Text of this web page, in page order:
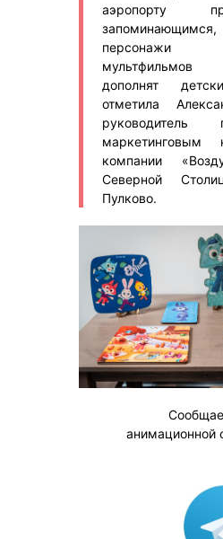
аэропорту
персонажи
дополнят
отметила
маркетинговым
компании
Северной
Пулково.
анимационной